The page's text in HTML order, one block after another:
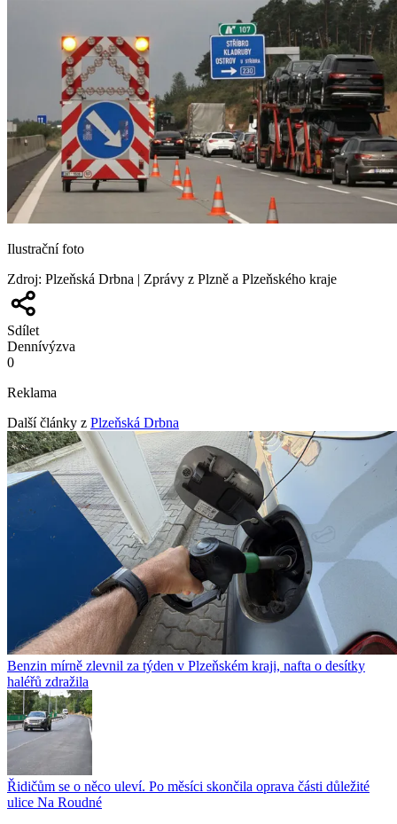
Ilustrační foto
Zdroj: Plzeňská Drbna | Zprávy z Plzně a Plzeňského kraje
Sdílet
Dennívýzva
0
Reklama
Další články z Plzeňská Drbna
Benzin mírně zlevnil za týden v Plzeňském kraji, nafta o desítky
haléřů zdražila
Řidičům se o něco uleví. Po měsíci skončila oprava části důležité
ulice Na Roudné